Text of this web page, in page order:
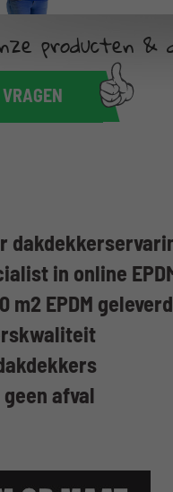
producten &
in online
m2 EPDM
afval